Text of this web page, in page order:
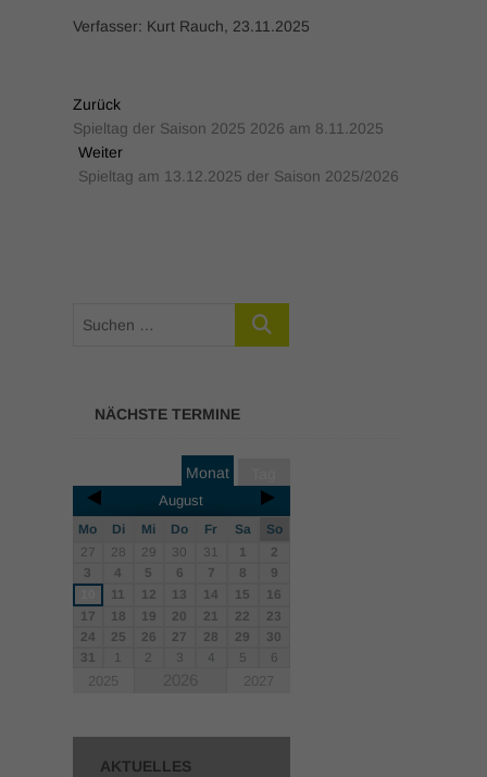
Verfasser: Kurt Rauch, 23.11.2025
Zurück
Spieltag der Saison 2025 2026 am 8.11.2025
Weiter
Spieltag am 13.12.2025 der Saison 2025/2026
NÄCHSTE TERMINE
Monat
August
Mo Di Mi Do Fr Sa
So
27
28 29 30 31 1
2
3
4 5 6 7 8
9
11 12 13 14 15
16
17
18 19 20 21 22
23
24
25 26 27 28 29
30
31
1 2 3 4 5 6
2025 2027
AKTUELLES